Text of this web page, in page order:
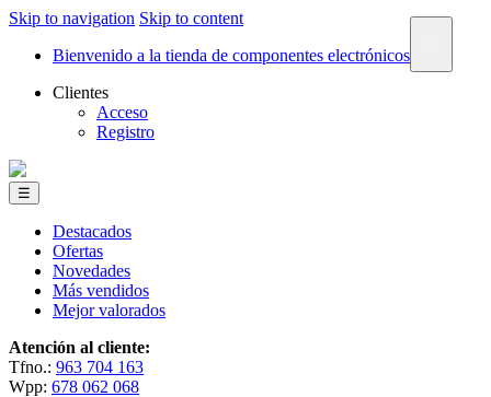
Skip to navigation Skip to content
Bienvenido a la tienda de componentes electrónicos
Clientes
Acceso
Registro
☰
Destacados
Ofertas
Novedades
Más vendidos
Mejor valorados
Atención al cliente:
Tfno.: 963 704 163
Wpp: 678 062 068